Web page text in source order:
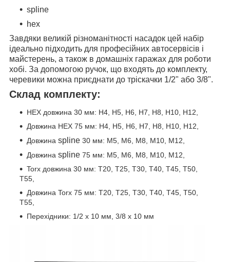
spline
hex
Завдяки великій різноманітності насадок цей набір
ідеально підходить для професійних автосервісів і
майстерень, а також в домашніх гаражах для роботи
хобі. За допомогою ручок, що входять до комплекту,
черевики можна приєднати до тріскачки 1/2" або 3/8".
Склад комплекту:
HEX довжина 30 мм: H4, H5, H6, H7, H8, H10, H12,
Довжина HEX 75 мм: H4, H5, H6, H7, H8, H10, H12,
Довжина spline 30 мм: M5, M6, M8, M10, M12,
Довжина spline 75 мм: M5, M6, M8, M10, M12,
Torx довжина 30 мм: T20, T25, T30, T40, T45, T50,
T55,
Довжина Torx 75 мм: T20, T25, T30, T40, T45, T50,
T55,
Перехідники: 1/2 x 10 мм, 3/8 x 10 мм